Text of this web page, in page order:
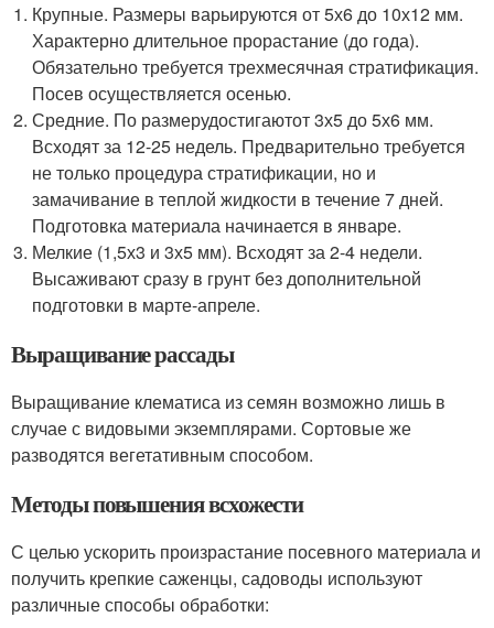
Крупные. Размеры варьируются от 5х6 до 10х12 мм.
Характерно длительное прорастание (до года).
Обязательно требуется трехмесячная стратификация.
Посев осуществляется осенью.
Средние. По размерудостигаютот 3х5 до 5х6 мм.
Всходят за 12-25 недель. Предварительно требуется
не только процедура стратификации, но и
замачивание в теплой жидкости в течение 7 дней.
Подготовка материала начинается в январе.
Мелкие (1,5х3 и 3х5 мм). Всходят за 2-4 недели.
Высаживают сразу в грунт без дополнительной
подготовки в марте-апреле.
Выращивание рассады
Выращивание клематиса из семян возможно лишь в
случае с видовыми экземплярами. Сортовые же
разводятся вегетативным способом.
Методы повышения всхожести
С целью ускорить произрастание посевного материала и
получить крепкие саженцы, садоводы используют
различные способы обработки: